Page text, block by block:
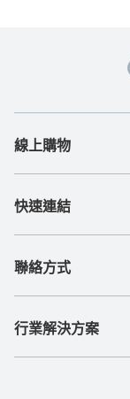
線上購物
快速連結
聯絡方式
行業解決方案